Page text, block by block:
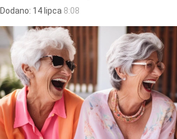
Dodano: 14 lipca 8:08